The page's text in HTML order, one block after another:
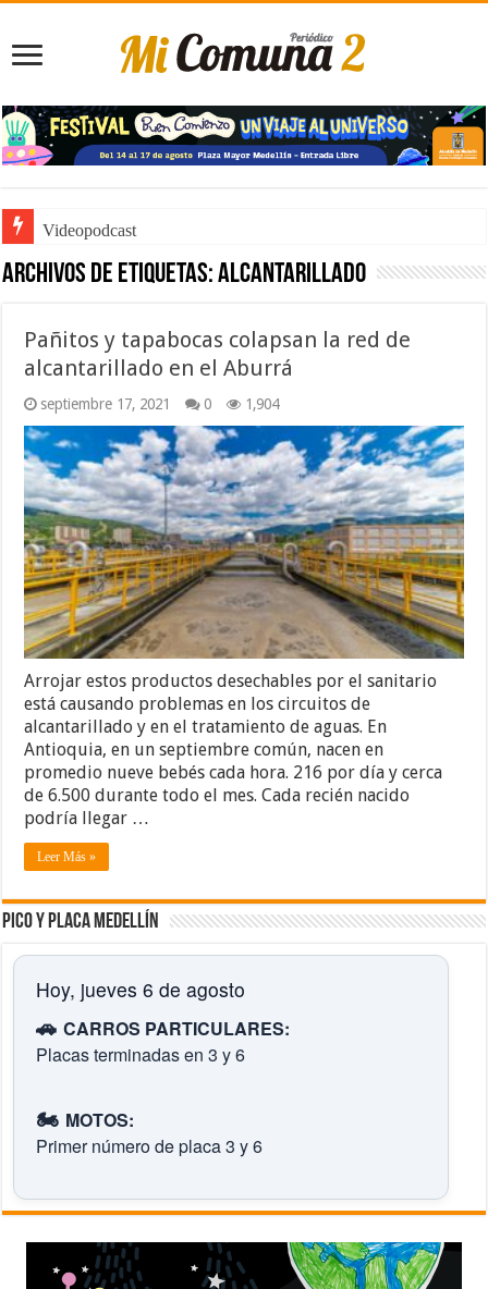
Videopodcast
Archivos de etiquetas:Alcantarillado
Pañitos y tapabocas colapsan la red de
alcantarillado en el Aburrá
septiembre 17, 2021 0 1,904
Arrojar estos productos desechables por el sanitario
está causando problemas en los circuitos de
alcantarillado y en el tratamiento de aguas. En
Antioquia, en un septiembre común, nacen en
promedio nueve bebés cada hora. 216 por día y cerca
de 6.500 durante todo el mes. Cada recién nacido
podría llegar …
Leer Más »
Pico y placa Medellín
Hoy, jueves 6 de agosto
🚗 CARROS PARTICULARES:
Placas terminadas en 3 y 6
🏍️ MOTOS:
Primer número de placa 3 y 6